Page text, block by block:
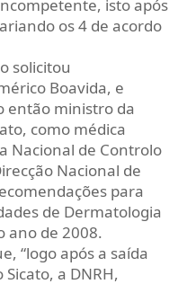
isto após
os 4 de acordo
solicitou
Boavida, e
então ministro da
como médica
Nacional de Controlo
Nacional de
para
de Dermatologia
ano de 2008.
“logo após a saída
a DNRH,